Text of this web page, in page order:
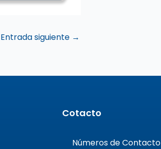
Entrada siguiente →
Cotacto
Números de Contacto